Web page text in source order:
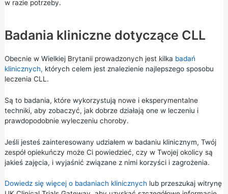
w razie potrzeby.
Badania kliniczne dotyczące CLL
Obecnie w Wielkiej Brytanii prowadzonych jest kilka badań
klinicznych, których celem jest znalezienie najlepszego sposobu
leczenia CLL.
Są to badania, które wykorzystują nowe i eksperymentalne
techniki, aby zobaczyć, jak dobrze działają one w leczeniu i
prawdopodobnie wyleczeniu choroby.
Jeśli jesteś zainteresowany udziałem w badaniu klinicznym, Twój
zespół opiekuńczy może Ci powiedzieć, czy w Twojej okolicy są
jakieś zajęcia, i wyjaśnić związane z nimi korzyści i zagrożenia.
Dowiedz się więcej o badaniach klinicznych lub przeszukaj witrynę